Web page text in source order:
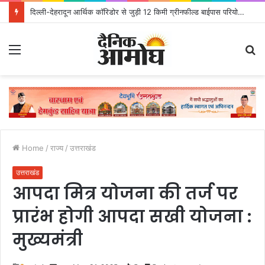
दिल्ली-देहरादून आर्थिक कॉरिडोर से जुड़ी 12 किमी ग्रीनफील्ड बाईपास परियोजना का डीएम ने किया निरीक्षण; समयबद्ध एवं गुणवत्तापूर्ण निर्माण सुनिश्चित करने के निर्देश, सुरक्षा मानकों से कोई समझौता नहींः डीएम
Home / राज्य / उत्तराखंड
उत्तराखंड
आपदा मित्र योजना की तर्ज पर
प्रारंभ होगी आपदा सखी योजना :
मुख्यमंत्री